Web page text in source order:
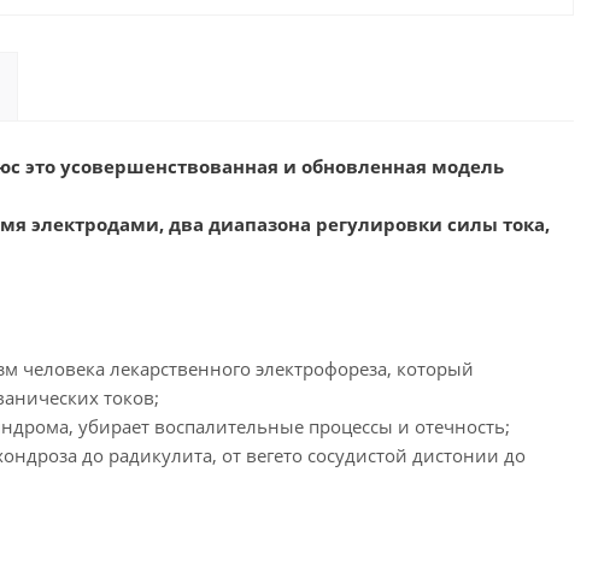
это усовершенствованная и обновленная модель
электродами, два диапазона регулировки силы тока,
человека лекарственного электрофореза, который
токов;
убирает воспалительные процессы и отечность;
до радикулита, от вегето сосудистой дистонии до